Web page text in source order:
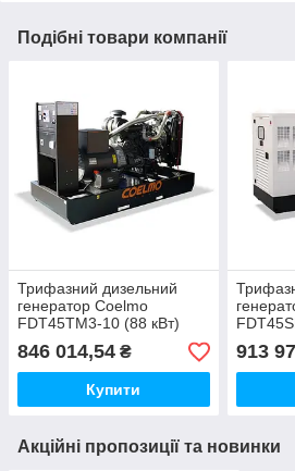
Подібні товари компанії
Трифазний дизельний
генератор Coelmo
FDT45TM3-10 (88 кВт)
846 014,54 ₴
Купити
913
Акційні пропозиції та новинки